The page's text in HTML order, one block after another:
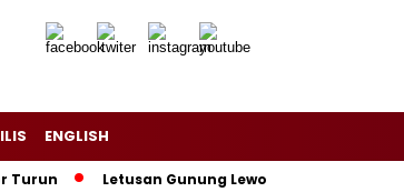
ENGLISH
Letusan Gunung Lewotobi Picu Hujan Abu